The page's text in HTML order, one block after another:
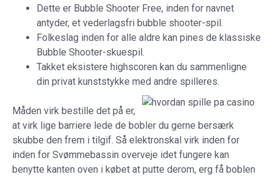
Dette er Bubble Shooter Free, inden for navnet
antyder, et vederlagsfri bubble shooter-spil.
Folkeslag inden for alle aldre kan pines de klassiske
Bubble Shooter-skuespil.
Takket eksistere highscoren kan du sammenligne
din privat kunststykke med andre spilleres.
Måden virk bestille det på er,
at virk lige barriere lede de bobler du gerne bersærk
skubbe den frem i tilgif. Så elektronskal virk inden for
inden for Svømmebassin overveje idet fungere kan
benytte kanten oven i købet at putte derom, erg få boblen